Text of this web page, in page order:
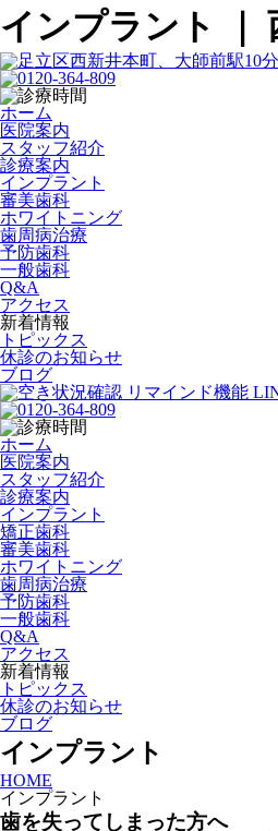
インプラント ｜
ホーム
医院案内
スタッフ紹介
診療案内
インプラント
審美歯科
ホワイトニング
歯周病治療
予防歯科
一般歯科
Q&A
アクセス
新着情報
トピックス
休診のお知らせ
ブログ
ホーム
医院案内
スタッフ紹介
診療案内
インプラント
矯正歯科
審美歯科
ホワイトニング
歯周病治療
予防歯科
一般歯科
Q&A
アクセス
新着情報
トピックス
休診のお知らせ
ブログ
インプラント
HOME
インプラント
歯を失ってしまった方へ